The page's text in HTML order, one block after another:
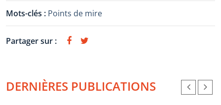
Mots-clés : Points de mire
Partager sur :
DERNIÈRES PUBLICATIONS